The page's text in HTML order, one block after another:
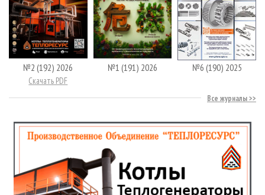
№2 (192) 2026
Скачать PDF
№1 (191) 2026 №6 (190) 2025
Все журналы